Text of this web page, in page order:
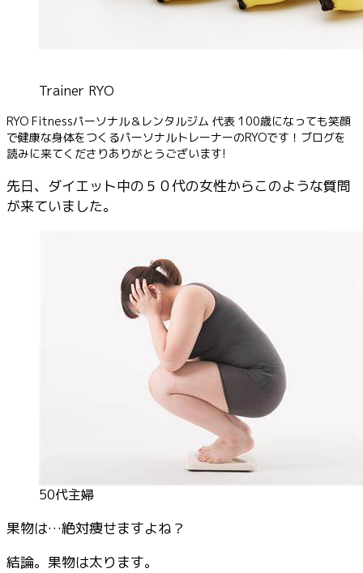
Trainer RYO
RYO Fitnessパーソナル＆レンタルジム 代表 100歳になっても笑顔
で健康な身体をつくるパーソナルトレーナーのRYOです！ブログを
読みに来てくださりありがとうございます!
先日、ダイエット中の５０代の女性からこのような質問
が来ていました。
50代主婦
果物は…絶対痩せますよね？
結論。果物は太ります。